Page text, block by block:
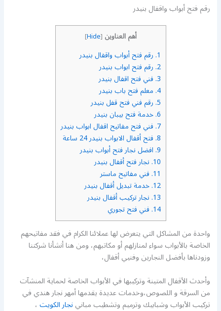
رقم فتح أبواب واقفال بنيدر
أهم العناوين [
Hide
]
1. رقم فتح أبواب واقفال بنيدر
2. رقم فتح ابواب بنيدر
3. فني فتح اقفال بنيدر
4. معلم فتح باب بنيدر
5. رقم فني فتح قفل بنيدر
6. خدمة فتح بيبان بنيدر
7. فني فتح مفاتيح اقفال ابواب بنيدر
8. فتح أقفال الابواب بنيدر 24 ساعة
9. افضل نجار فتح أبواب بنيدر
10. نجار فتح أقفال بنيدر
11. فني مفاتيح ماستر
12. خدمة تبديل أقفال بنيدر
13. نجار تركيب أقفال بنيدر
14. فني فتح تجوري
واحدة من المشاكل التي يتعرض لها عملائنا الكرام في فقد مفاتيحهم
الخاصة بالأبواب سواء لمنازلهم أو مكاتبهم، ومن هنا أنشأنا شركتنا
وزودناها بأفضل النجارين وفنيي أقفال،
وأحدث الأقفال المتينة وتركيبها في الأبواب الخاصة لحماية المنشآت
من السرقة و اللصوص،وخدمات عديدة يقدمها أمهر نجار هندي في
تركيب الأبواب وشبابيك وترميم وتشطيب مبانينجار الكويت،